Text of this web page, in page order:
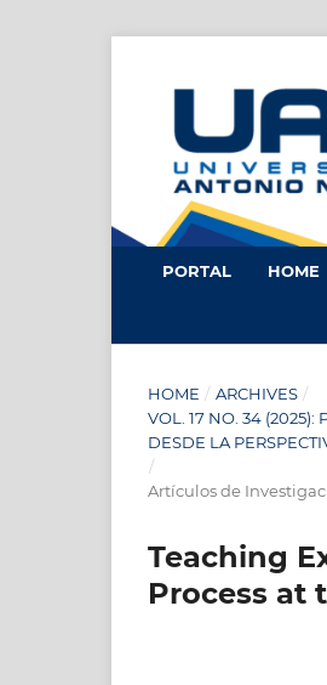
PORTAL HOME
HOME / ARCHIVES /
VOL. 17 NO. 34 (2025):
DESDE LA
/
Artículos de
Teaching
Process at